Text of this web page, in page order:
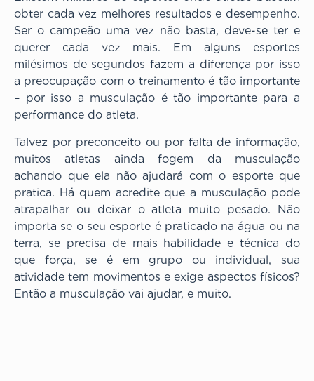
obter cada vez melhores resultados e desempenho.
Ser o campeão uma vez não basta, deve-se ter e
querer cada vez mais. Em alguns esportes
milésimos de segundos fazem a diferença por isso
a preocupação com o treinamento é tão importante
– por isso a musculação é tão importante para a
performance do atleta.
Talvez por preconceito ou por falta de informação,
muitos atletas ainda fogem da musculação
achando que ela não ajudará com o esporte que
pratica. Há quem acredite que a musculação pode
atrapalhar ou deixar o atleta muito pesado. Não
importa se o seu esporte é praticado na água ou na
terra, se precisa de mais habilidade e técnica do
que força, se é em grupo ou individual, sua
atividade tem movimentos e exige aspectos físicos?
Então a musculação vai ajudar, e muito.